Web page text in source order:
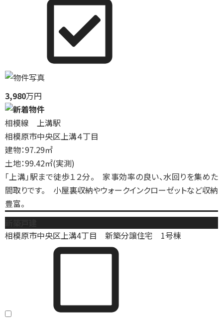
3,980万円
相模線 上溝駅
相模原市中央区上溝４丁目
建物：97.29㎡
土地：99.42㎡(実測)
「上溝」駅まで徒歩１２分。 家事効率の良い、水回りを集めた
間取りです。 小屋裏収納やウォークインクローゼットなど収納
豊富。
相模原市中央区上溝4丁目 新築分譲住宅 1号棟